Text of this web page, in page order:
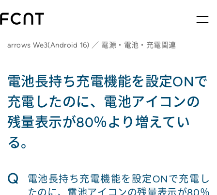
arrows We3(Android 16) ／ 電源・電池・充電関連
電池長持ち充電機能を設定ONで
充電したのに、電池アイコンの
残量表示が80％より増えてい
る。
Q
電池長持ち充電機能を設定ONで充電し
たのに、電池アイコンの残量表示が80％